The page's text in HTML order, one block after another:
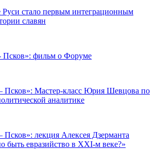
стало первым интеграционным
славян
Псков»: фильм о Форуме
Псков»: Мастер-класс Юрия Шевцова по
аналитике
Псков»: лекция Алексея Дзерманта
быть евразийство в XXI-м веке?»